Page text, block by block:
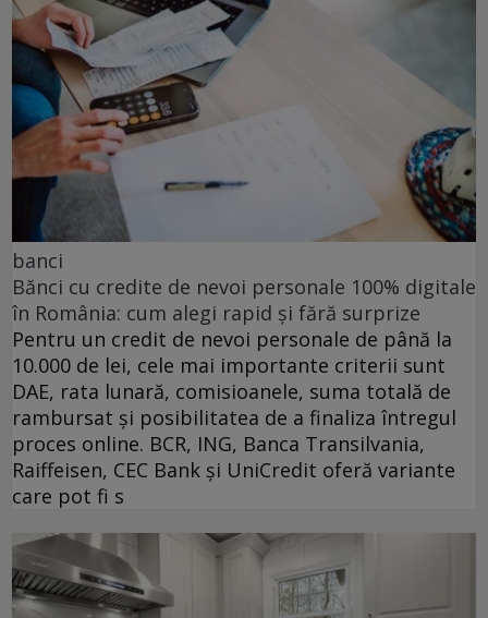
banci
Bănci cu credite de nevoi personale 100% digitale
în România: cum alegi rapid și fără surprize
Pentru un credit de nevoi personale de până la
10.000 de lei, cele mai importante criterii sunt
DAE, rata lunară, comisioanele, suma totală de
rambursat și posibilitatea de a finaliza întregul
proces online. BCR, ING, Banca Transilvania,
Raiffeisen, CEC Bank și UniCredit oferă variante
care pot fi s